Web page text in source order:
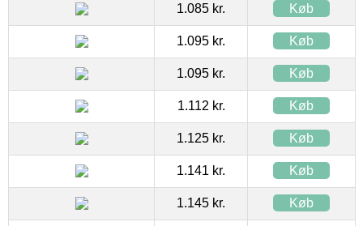
1.085 kr. Køb
1.095 kr. Køb
1.095 kr. Køb
1.112 kr. Køb
1.125 kr. Køb
1.141 kr. Køb
1.145 kr. Køb